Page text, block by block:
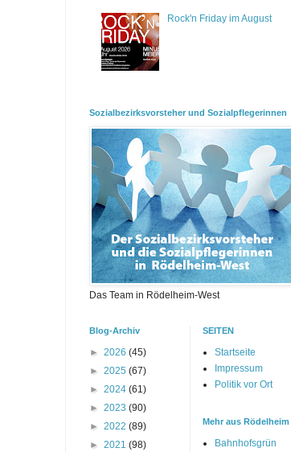
Rock'n Friday im August
Sozialbezirksvorsteher und Sozialpflegerinnen
Das Team in Rödelheim-West
Blog-Archiv
► 2026 (45)
► 2025 (67)
► 2024 (61)
► 2023 (90)
► 2022 (89)
► 2021 (98)
SEITEN
Startseite
Impressum
Politik vor Ort
Mehr aus Rödelheim
Bahnhofsgrün